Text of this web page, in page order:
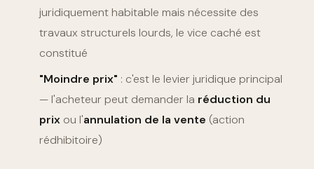
juridiquement habitable mais nécessite des
travaux structurels lourds, le vice caché est
constitué
"Moindre prix" : c'est le levier juridique principal
— l'acheteur peut demander la réduction du
prix ou l'annulation de la vente (action
rédhibitoire)